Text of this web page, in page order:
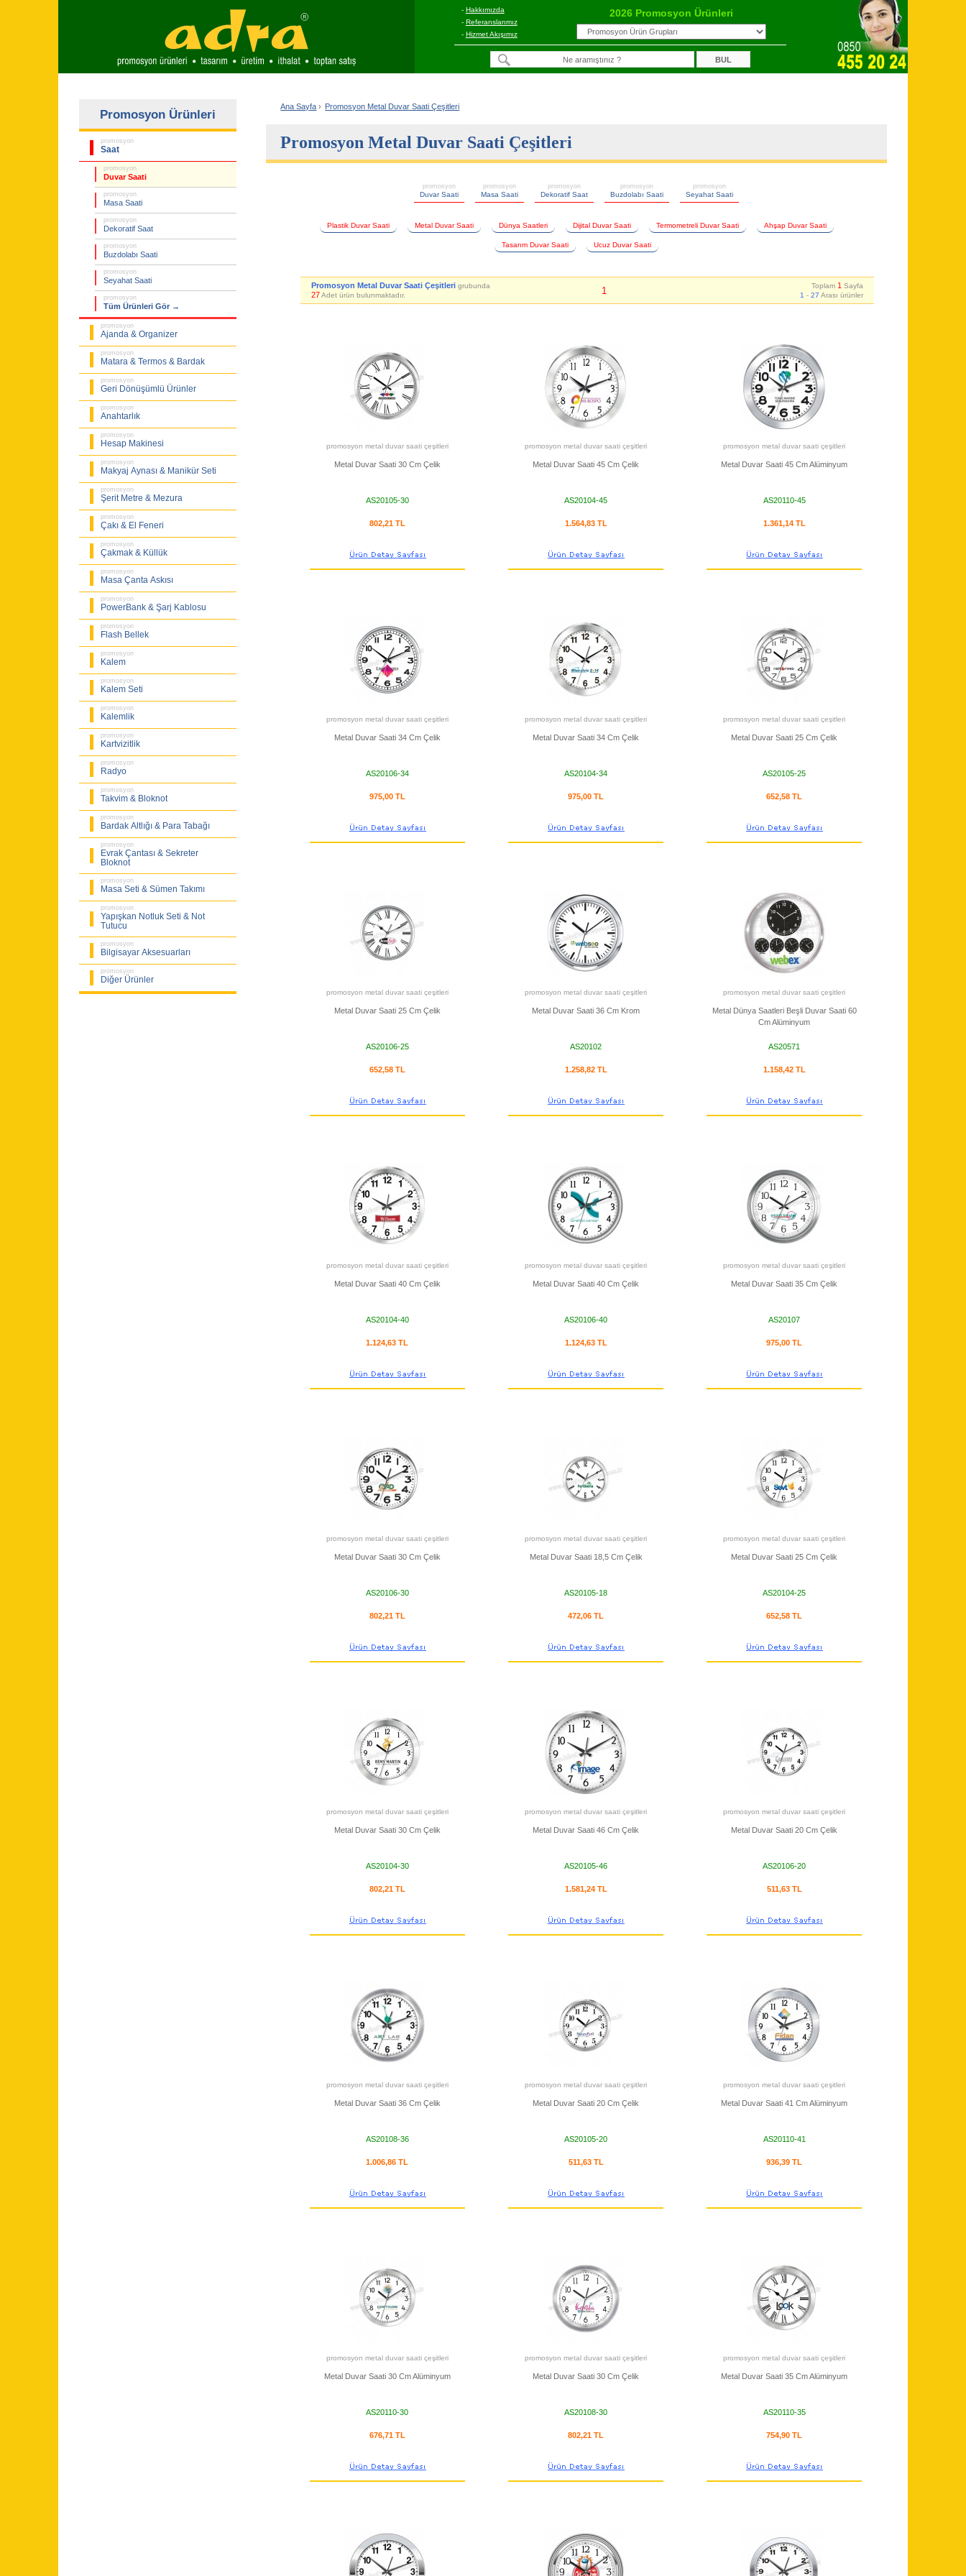
- Hakkımızda
- Referanslarımız
- Hizmet Akışımız
2026 Promosyon Ürünleri
Promosyon Ürünleri
promosyon
Saat
promosyon
Duvar Saati
promosyon
Masa Saati
promosyon
Dekoratif Saat
promosyon
Buzdolabı Saati
promosyon
Seyahat Saati
promosyon
Tüm Ürünleri Gör →
promosyon
Ajanda & Organizer
promosyon
Matara & Termos & Bardak
promosyon
Geri Dönüşümlü Ürünler
promosyon
Anahtarlık
promosyon
Hesap Makinesi
promosyon
Makyaj Aynası & Manikür Seti
promosyon
Şerit Metre & Mezura
promosyon
Çakı & El Feneri
promosyon
Çakmak & Küllük
promosyon
Masa Çanta Askısı
promosyon
PowerBank & Şarj Kablosu
promosyon
Flash Bellek
promosyon
Kalem
promosyon
Kalem Seti
promosyon
Kalemlik
promosyon
Kartvizitlik
promosyon
Radyo
promosyon
Takvim & Bloknot
promosyon
Bardak Altlığı & Para Tabağı
promosyon
Evrak Çantası & Sekreter
Bloknot
promosyon
Masa Seti & Sümen Takımı
promosyon
Yapışkan Notluk Seti & Not
Tutucu
promosyon
Bilgisayar Aksesuarları
promosyon
Diğer Ürünler
Ana Sayfa › Promosyon Metal Duvar Saati Çeşitleri
Promosyon Metal Duvar Saati Çeşitleri
promosyon
Duvar Saati
promosyon
Masa Saati
promosyon
Dekoratif Saat
promosyon
Buzdolabı Saati
promosyon
Seyahat Saati
Plastik Duvar Saati Metal Duvar Saati Dünya Saatleri Dijital Duvar Saati Termometreli Duvar Saati Ahşap Duvar Saati
Tasarım Duvar Saati Ucuz Duvar Saati
Promosyon Metal Duvar Saati Çeşitlerigrubunda
27Adet ürün bulunmaktadır. 1 Toplam 1 Sayfa
1 -27 Arası ürünler
promosyon metal duvar saati çeşitleri
Metal Duvar Saati 30 Cm Çelik
AS20105-30
802,21 TL
promosyon metal duvar saati çeşitleri
Metal Duvar Saati 45 Cm Çelik
AS20104-45
1.564,83 TL
promosyon metal duvar saati çeşitleri
Metal Duvar Saati 45 Cm Alüminyum
AS20110-45
1.361,14 TL
promosyon metal duvar saati çeşitleri
Metal Duvar Saati 34 Cm Çelik
AS20106-34
975,00 TL
promosyon metal duvar saati çeşitleri
Metal Duvar Saati 34 Cm Çelik
AS20104-34
975,00 TL
promosyon metal duvar saati çeşitleri
Metal Duvar Saati 25 Cm Çelik
AS20105-25
652,58 TL
promosyon metal duvar saati çeşitleri
Metal Duvar Saati 25 Cm Çelik
AS20106-25
652,58 TL
promosyon metal duvar saati çeşitleri
Metal Duvar Saati 36 Cm Krom
AS20102
1.258,82 TL
promosyon metal duvar saati çeşitleri
Metal Dünya Saatleri Beşli Duvar Saati 60
Cm Alüminyum
AS20571
1.158,42 TL
promosyon metal duvar saati çeşitleri
Metal Duvar Saati 40 Cm Çelik
AS20104-40
1.124,63 TL
promosyon metal duvar saati çeşitleri
Metal Duvar Saati 40 Cm Çelik
AS20106-40
1.124,63 TL
promosyon metal duvar saati çeşitleri
Metal Duvar Saati 35 Cm Çelik
AS20107
975,00 TL
promosyon metal duvar saati çeşitleri
Metal Duvar Saati 30 Cm Çelik
AS20106-30
802,21 TL
promosyon metal duvar saati çeşitleri
Metal Duvar Saati 18,5 Cm Çelik
AS20105-18
472,06 TL
promosyon metal duvar saati çeşitleri
Metal Duvar Saati 25 Cm Çelik
AS20104-25
652,58 TL
promosyon metal duvar saati çeşitleri
Metal Duvar Saati 30 Cm Çelik
AS20104-30
802,21 TL
promosyon metal duvar saati çeşitleri
Metal Duvar Saati 46 Cm Çelik
AS20105-46
1.581,24 TL
promosyon metal duvar saati çeşitleri
Metal Duvar Saati 20 Cm Çelik
AS20106-20
511,63 TL
promosyon metal duvar saati çeşitleri
Metal Duvar Saati 36 Cm Çelik
AS20108-36
1.006,86 TL
promosyon metal duvar saati çeşitleri
Metal Duvar Saati 20 Cm Çelik
AS20105-20
511,63 TL
promosyon metal duvar saati çeşitleri
Metal Duvar Saati 41 Cm Alüminyum
AS20110-41
936,39 TL
promosyon metal duvar saati çeşitleri
Metal Duvar Saati 30 Cm Alüminyum
AS20110-30
676,71 TL
promosyon metal duvar saati çeşitleri
Metal Duvar Saati 30 Cm Çelik
AS20108-30
802,21 TL
promosyon metal duvar saati çeşitleri
Metal Duvar Saati 35 Cm Alüminyum
AS20110-35
754,90 TL